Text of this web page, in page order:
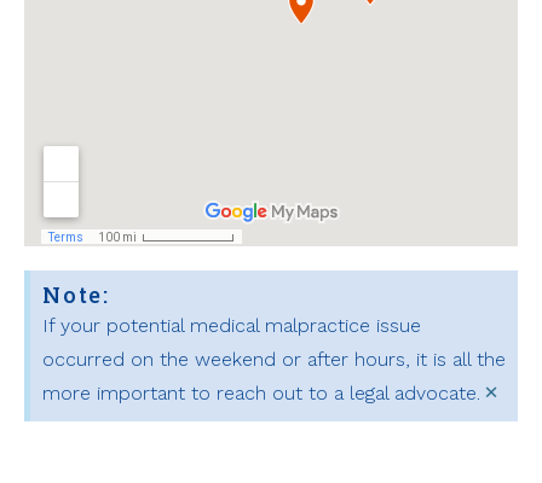
Note:
If your potential medical malpractice issue
occurred on the weekend or after hours, it is all the
more important to reach out to a legal advocate. ×